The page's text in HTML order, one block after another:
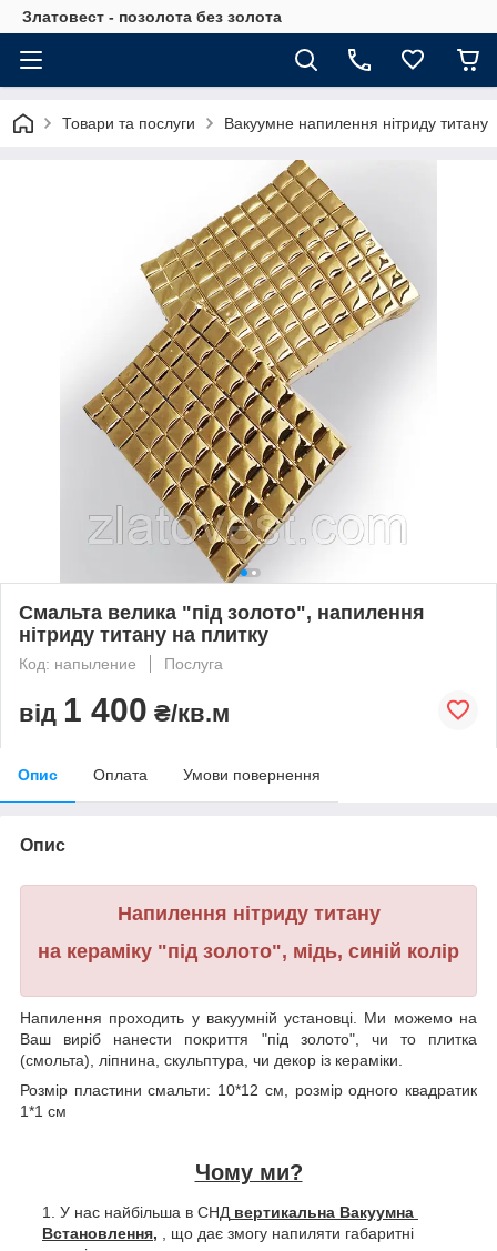
Златовест - позолота без золота
Товари та послуги Вакуумне напилення нітриду титану
Смальта велика "під золото", напилення
нітриду титану на плитку
Код: напыление Послуга
від 1 400 ₴/кв.м
Опис Оплата Умови повернення
Опис
Напилення нітриду титану
на кераміку "під золото", мідь, синій колір
Напилення проходить у вакуумній установці. Ми можемо на
Ваш виріб нанести покриття "під золото", чи то плитка
(смольта), ліпнина, скульптура, чи декор із кераміки.
Розмір пластини смальти: 10*12 см, розмір одного квадратик
1*1 см
Чому ми?
У нас найбільша в СНД вертикальна Вакуумна
Встановлення, , що дає змогу напиляти габаритні